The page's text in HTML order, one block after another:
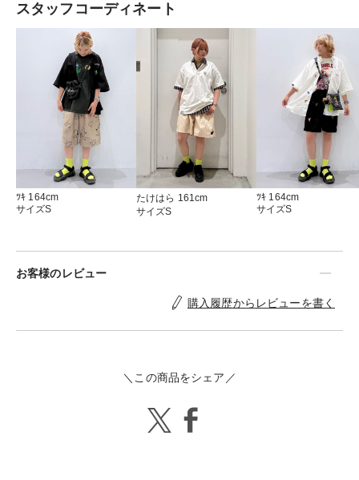
スタッフコーディネート
ﾂｷ 164cm
サイズS
たけはら 161cm
サイズS
ﾂｷ 164cm
サイズS
お客様のレビュー
購入履歴からレビューを書く
＼この商品をシェア／